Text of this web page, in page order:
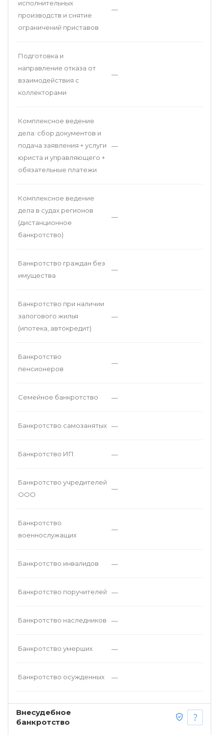
исполнительных
производств и снятие
ограничений приставов
—
Подготовка и
направление отказа от
взаимодействия с
коллекторами
—
Комплексное ведение
дела: сбор документов и
подача заявления + услуги
юриста и управляющего +
обязательные платежи
—
Комплексное ведение
дела в судах регионов
(дистанционное
банкротство)
—
Банкротство граждан без
имущества
—
Банкротство при наличии
залогового жилья
(ипотека, автокредит)
—
Банкротство
пенсионеров
—
Семейное банкротство —
Банкротство самозанятых —
Банкротство ИП —
Банкротство учредителей
ООО
—
Банкротство
военнослужащих
—
Банкротство инвалидов —
Банкротство поручителей —
Банкротство наследников —
Банкротство умерших —
Банкротство осужденных —
Внесудебное
банкротство